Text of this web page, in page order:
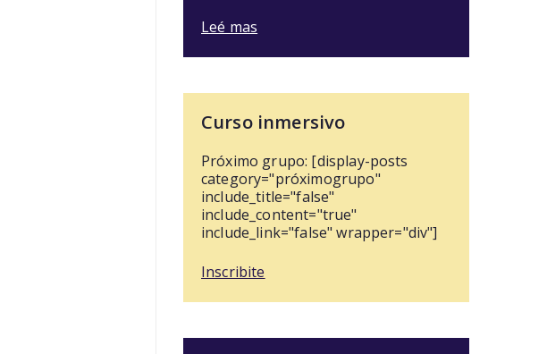
Leé mas
Curso inmersivo
Próximo grupo: [display-posts
category="próximogrupo"
include_title="false"
include_content="true"
include_link="false" wrapper="div"]
Inscribite